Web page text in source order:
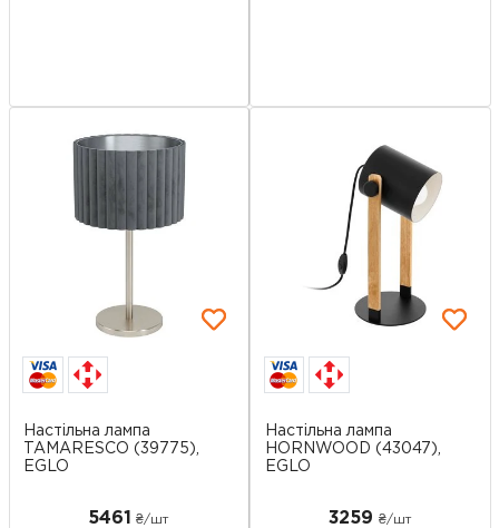
Настільна лампа
TAMARESCO (39775),
EGLO
5461 ₴/шт
Настільна лампа
HORNWOOD (43047),
EGLO
3259 ₴/шт